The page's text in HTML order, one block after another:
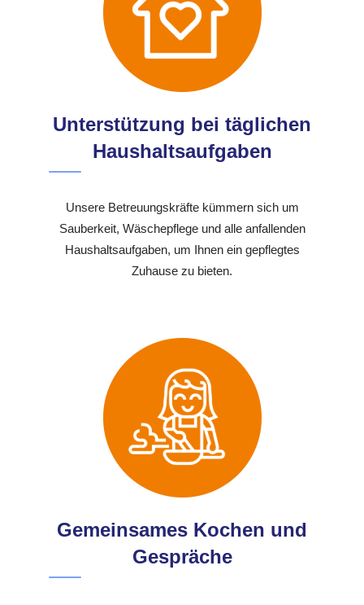
Unterstützung bei täglichen
Haushaltsaufgaben
Unsere Betreuungskräfte kümmern sich um
Sauberkeit, Wäschepflege und alle anfallenden
Haushaltsaufgaben, um Ihnen ein gepflegtes
Zuhause zu bieten.
Gemeinsames Kochen und
Gespräche